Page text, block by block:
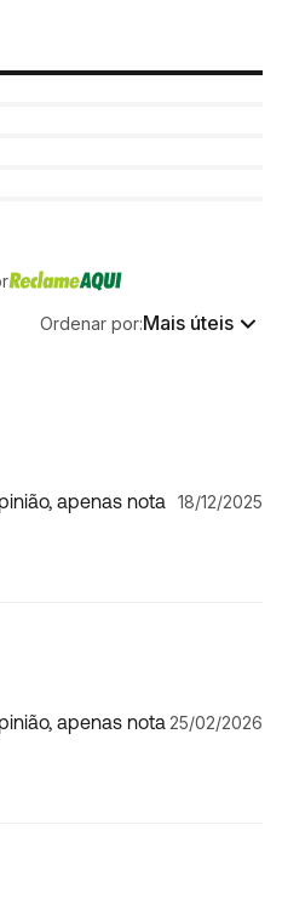
Ordenar por:Mais úteis
apenas nota 18/12/2025
apenas nota 25/02/2026